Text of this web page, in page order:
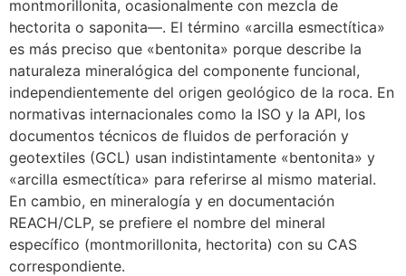
montmorillonita, ocasionalmente con mezcla de
hectorita o saponita—. El término «arcilla esmectítica»
es más preciso que «bentonita» porque describe la
naturaleza mineralógica del componente funcional,
independientemente del origen geológico de la roca. En
normativas internacionales como la ISO y la API, los
documentos técnicos de fluidos de perforación y
geotextiles (GCL) usan indistintamente «bentonita» y
«arcilla esmectítica» para referirse al mismo material.
En cambio, en mineralogía y en documentación
REACH/CLP, se prefiere el nombre del mineral
específico (montmorillonita, hectorita) con su CAS
correspondiente.